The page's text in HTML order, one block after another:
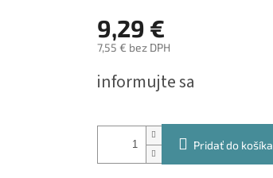
9,29 €
7,55 € bez DPH
cena:
informujte sa
Pridať do košíka